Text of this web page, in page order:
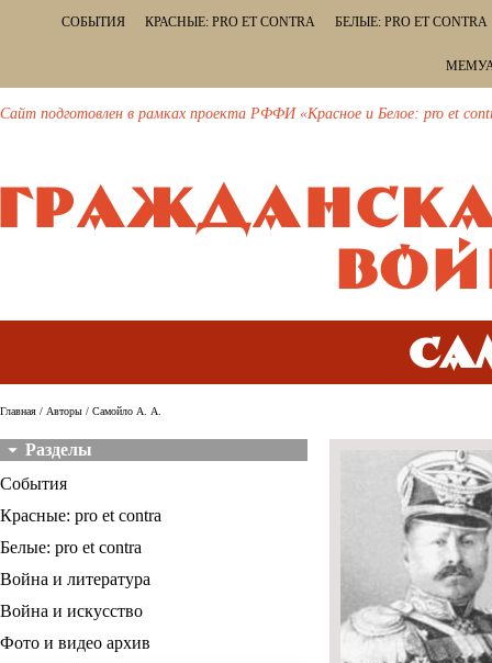
СОБЫТИЯ КРАСНЫЕ: PRO ET CONTRA БЕЛЫЕ: PRO ET CONTRA
Сайт подготовлен в рамках проекта РФФИ «Красное и Белое: pro et
Главная / Авторы / Самойло А. А.
Разделы
События
Красные: pro et contra
Белые: pro et contra
Война и литература
Война и искусство
Фото и видео архив